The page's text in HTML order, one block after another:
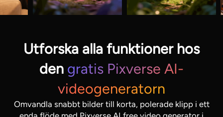
Utforska alla funktioner hos
den gratis Pixverse AI-
videogeneratorn
Omvandla snabbt bilder till korta, polerade klipp i ett